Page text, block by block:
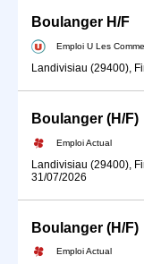
Boulanger H/F
Emploi U Les
Landivisiau (29400),
Boulanger (H/F)
Emploi Actual
Landivisiau (29400),
31/07/2026
Boulanger (H/F)
Emploi Actual